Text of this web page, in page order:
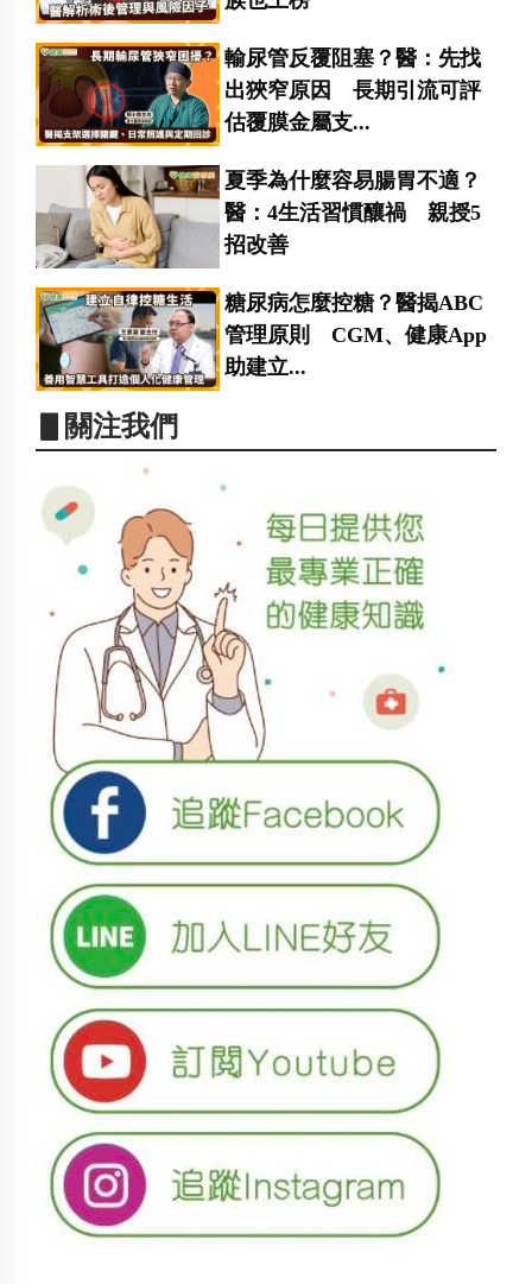
輸尿管反覆阻塞？醫：先找
出狹窄原因 長期引流可評
估覆膜金屬支...
夏季為什麼容易腸胃不適？
醫：4生活習慣釀禍 親授5
招改善
糖尿病怎麼控糖？醫揭ABC
管理原則 CGM、健康App
助建立...
▋關注我們